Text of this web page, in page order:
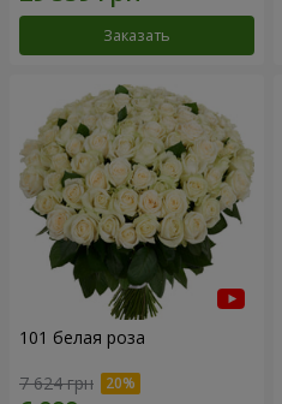
Заказать
101 белая роза
7 624 грн